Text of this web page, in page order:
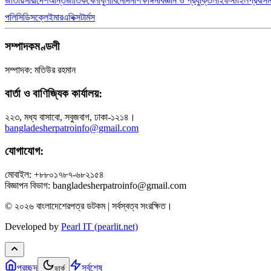
পলিসিডিসক্লেইমারএথিক্সটার্মস
সম্পাদকমণ্ডলী
সম্পাদক: মতিউর রহমান
বার্তা ও বাণিজ্যিক কার্যালয়:
২২৩, মধ্য বাসাবো, সবুজবাগ, ঢাকা-১২১৪।
bangladesherpatroinfo@gmail.com
যোগাযোগ:
মোবাইল: +৮৮০১৭৮৭-৬৮২১৫৪
বিজ্ঞাপন বিভাগ: bangladesherpatroinfo@gmail.com
© ২০২৬ বাংলাদেশেরপত্র ডটকম | সর্বস্বত্ব সংরক্ষিত।
Developed by Pearl IT (pearlit.net)
প্রচ্ছদ ডার্ক সর্বশেষ